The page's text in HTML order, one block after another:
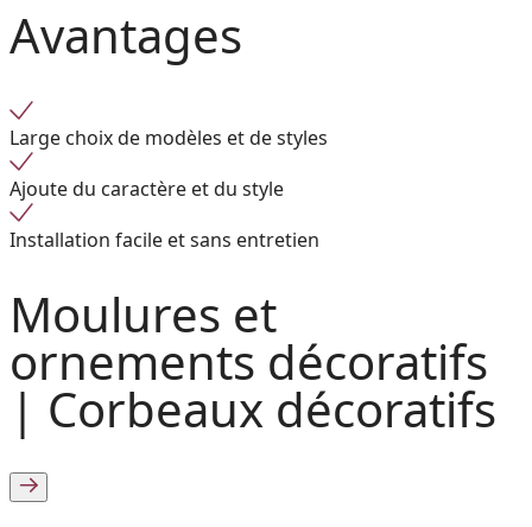
Avantages
Large choix de modèles et de styles
Ajoute du caractère et du style
Installation facile et sans entretien
Moulures et
ornements décoratifs
| Corbeaux décoratifs